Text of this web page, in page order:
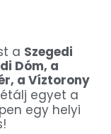
a Szegedi
Dóm, a
a Víztorony
egyet a
egy helyi